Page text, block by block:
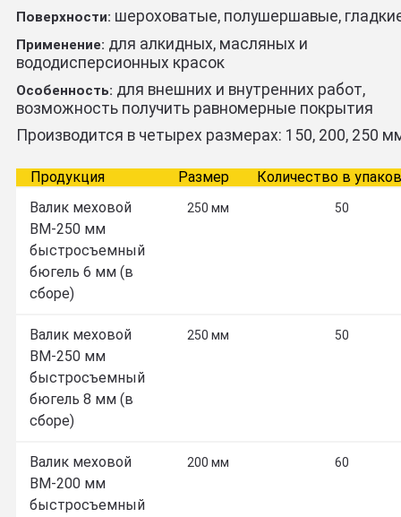
Поверхности: шероховатые, полушершавые,
Применение: для алкидных, масляных и
вододисперсионных красок
Особенность: для внешних и внутренних работ,
возможность получить равномерные покрытия
Производится в четырех размерах: 150, 200, 250
Продукция Размер
Количество в
Валик меховой
ВМ-250 мм
быстросъемный
бюгель 6 мм (в
сборе)
250 мм 50
Валик меховой
ВМ-250 мм
быстросъемный
бюгель 8 мм (в
сборе)
250 мм 50
Валик меховой
ВМ-200 мм
быстросъемный
200 мм 60